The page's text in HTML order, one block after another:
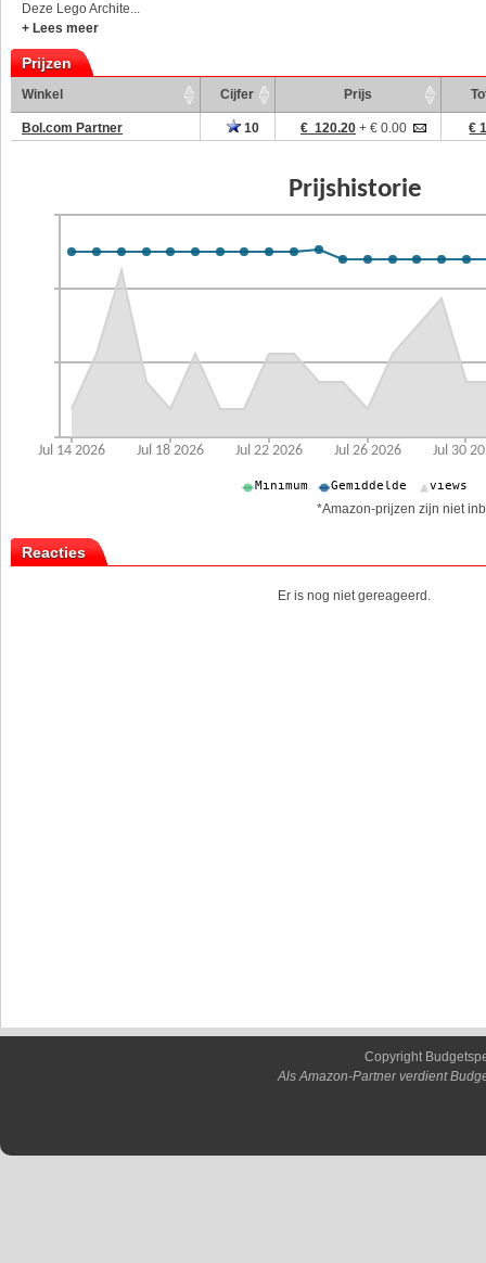
Deze Lego Archite...
+ Lees meer
Prijzen
Winkel Cijfer Prijs
Bol.com Partner 10 € 120.20 + € 0.00 €
*Amazon-prijzen zijn niet
Reacties
Er is nog niet gereageerd.
Copyright
Als Amazon-Partner verdient